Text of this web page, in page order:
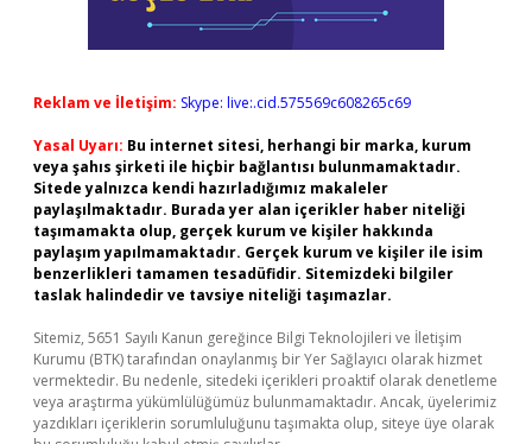
Reklam ve İletişim: Skype: live:.cid.575569c608265c69
Yasal Uyarı: Bu internet sitesi, herhangi bir marka, kurum
veya şahıs şirketi ile hiçbir bağlantısı bulunmamaktadır.
Sitede yalnızca kendi hazırladığımız makaleler
paylaşılmaktadır. Burada yer alan içerikler haber niteliği
taşımamakta olup, gerçek kurum ve kişiler hakkında
paylaşım yapılmamaktadır. Gerçek kurum ve kişiler ile isim
benzerlikleri tamamen tesadüfidir. Sitemizdeki bilgiler
taslak halindedir ve tavsiye niteliği taşımazlar.
Sitemiz, 5651 Sayılı Kanun gereğince Bilgi Teknolojileri ve İletişim
Kurumu (BTK) tarafından onaylanmış bir Yer Sağlayıcı olarak hizmet
vermektedir. Bu nedenle, sitedeki içerikleri proaktif olarak denetleme
veya araştırma yükümlülüğümüz bulunmamaktadır. Ancak, üyelerimiz
yazdıkları içeriklerin sorumluluğunu taşımakta olup, siteye üye olarak